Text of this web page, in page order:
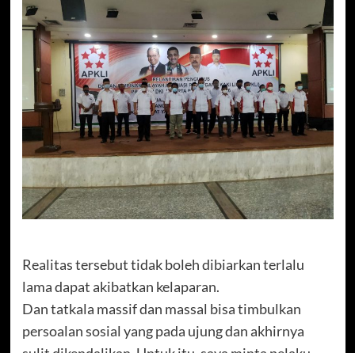
Realitas tersebut tidak boleh dibiarkan terlalu
lama dapat akibatkan kelaparan.
Dan tatkala massif dan massal bisa timbulkan
persoalan sosial yang pada ujung dan akhirnya